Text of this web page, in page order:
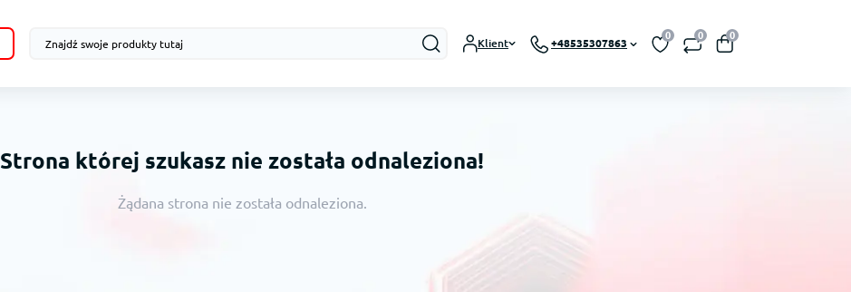
Klient +48535307863
0 0 0
Strona której szukasz nie została odnaleziona!
Żądana strona nie została odnaleziona.